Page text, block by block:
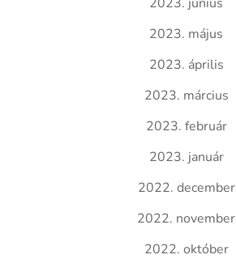
2023. május
2023. április
2023. március
2023. február
2023. január
2022. december
2022. november
2022. október